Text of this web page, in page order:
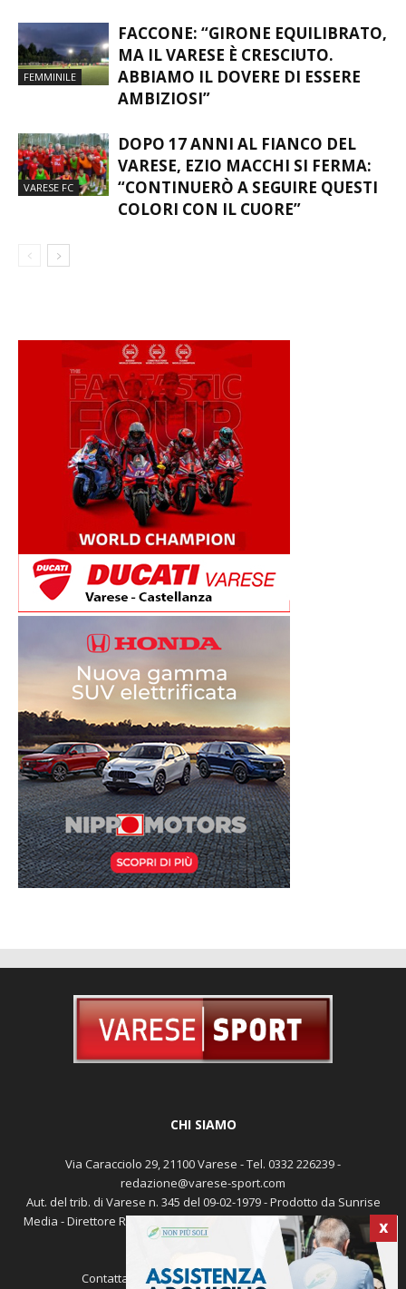
FEMMINILE
FACCONE: “GIRONE EQUILIBRATO,
MA IL VARESE È CRESCIUTO.
ABBIAMO IL DOVERE DI ESSERE
AMBIZIOSI”
VARESE FC
DOPO 17 ANNI AL FIANCO DEL
VARESE, EZIO MACCHI SI FERMA:
“CONTINUERÒ A SEGUIRE QUESTI
COLORI CON IL CUORE”
X
CHI SIAMO
Via Caracciolo 29, 21100 Varese - Tel. 0332 226239 -
redazione@varese-sport.com
Aut. del trib. di Varese n. 345 del 09-02-1979 - Prodotto da Sunrise
Media - Direttore Responsabile: Michele Marocco -Cookie policy
Pubblicità
Contattaci: redazione@varese-sport.com